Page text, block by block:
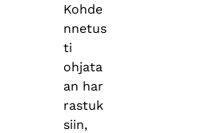
Kohde
nnetus
ti
ohjata
an har
rastuk
siin,